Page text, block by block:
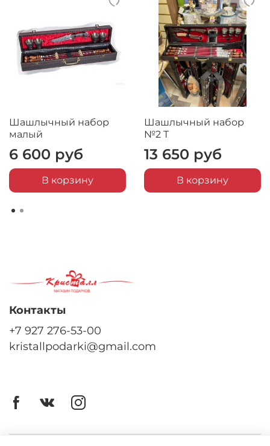
Шашлычный набор
малый
6 600 руб
В корзину
Шашлычный набор
№2 Т
13 650 руб
В корзину
Контакты
+7 927 276-53-00
kristallpodarki@gmail.com